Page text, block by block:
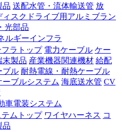
品 送配水管・流体輸送管 放
ィスクドライブ用アルミブラン
光部品
ルギーインフラ
ラトップ 電力ケーブル ケー
末製品 産業機器関連機材 給配
ブル 耐熱電線・耐熱ケーブル
ブルシステム 海底送水管 CV
車電装システム
ムトップ ワイヤハーネス コ
品